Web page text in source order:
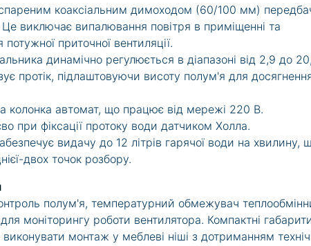
спареним коаксіальним димоходом (60/100 мм)
виключає випалювання повітря в приміщенні та
приточної вентиляції.
динамічно регулюється в діапазоні від 2,9 до
протік, підлаштовуючи висоту полум'я для
колонка автомат, що працює від мережі 220 В.
при фіксації протоку води датчиком Холла.
видачу до 12 літрів гарячої води на хвилину,
двох точок розбору.
полум'я, температурний обмежувач
моніторингу роботи вентилятора. Компактні
монтаж у меблеві ніші з дотриманням